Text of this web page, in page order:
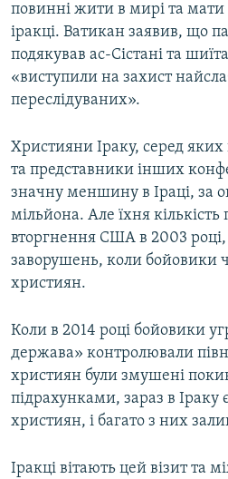
повинні жити в мирі та мати
іракці. Ватикан заявив, що
подякував ас-Сістані та
«виступили на захист
переслідуваних».
Християни Іраку, серед яких
та представники інших
значну меншину в Іраці, за
мільйона. Але їхня кількість
вторгнення США в 2003 році,
заворушень, коли бойовики
християн.
Коли в 2014 році бойовики
держава» контролювали
християн були змушені
підрахунками, зараз в
християн, і багато з них
Іракці вітають цей візит та